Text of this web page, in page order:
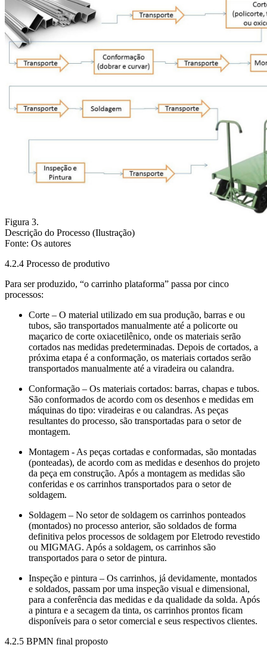
Figura 3.
Descrição do Processo (Ilustração)
Fonte: Os autores
4.2.4 Processo de produtivo
Para ser produzido, “o carrinho plataforma” passa por cinco
processos:
Corte – O material utilizado em sua produção, barras e ou
tubos, são transportados manualmente até a policorte ou
maçarico de corte oxiacetilênico, onde os materiais serão
cortados nas medidas predeterminadas. Depois de cortados, a
próxima etapa é a conformação, os materiais cortados serão
transportados manualmente até a viradeira ou calandra.
Conformação – Os materiais cortados: barras, chapas e tubos.
São conformados de acordo com os desenhos e medidas em
máquinas do tipo: viradeiras e ou calandras. As peças
resultantes do processo, são transportadas para o setor de
montagem.
Montagem - As peças cortadas e conformadas, são montadas
(ponteadas), de acordo com as medidas e desenhos do projeto
da peça em construção. Após a montagem as medidas são
conferidas e os carrinhos transportados para o setor de
soldagem.
Soldagem – No setor de soldagem os carrinhos ponteados
(montados) no processo anterior, são soldados de forma
definitiva pelos processos de soldagem por Eletrodo revestido
ou MIGMAG. Após a soldagem, os carrinhos são
transportados para o setor de pintura.
Inspeção e pintura – Os carrinhos, já devidamente, montados
e soldados, passam por uma inspeção visual e dimensional,
para a conferência das medidas e da qualidade da solda. Após
a pintura e a secagem da tinta, os carrinhos prontos ficam
disponíveis para o setor comercial e seus respectivos clientes.
4.2.5 BPMN final proposto